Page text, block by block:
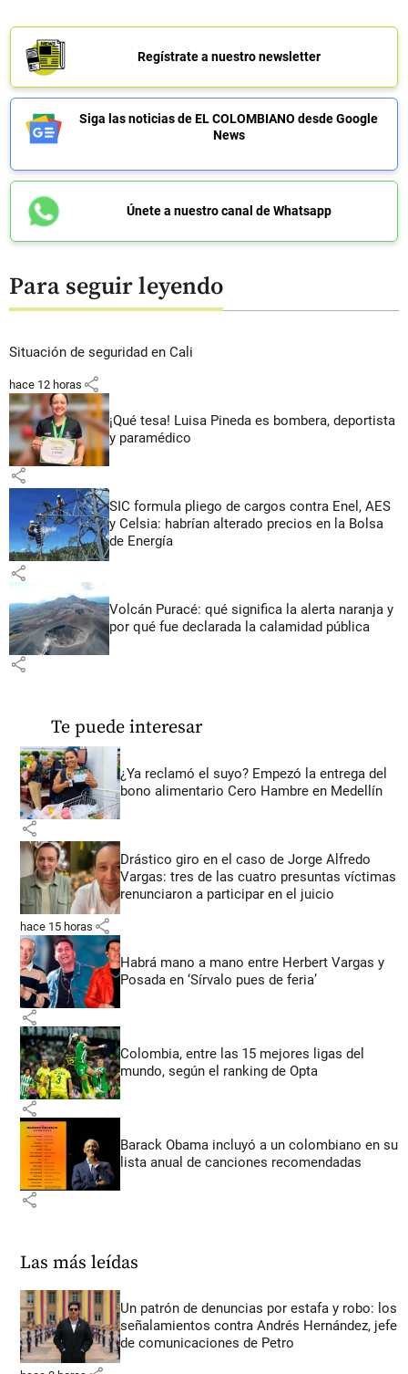
Regístrate a nuestro newsletter
Siga las noticias de EL COLOMBIANO desde Google
News
Únete a nuestro canal de Whatsapp
Para seguir leyendo
Situación de seguridad en Cali
hace 12 horas share
¡Qué tesa! Luisa Pineda es bombera, deportista
y paramédico
share
SIC formula pliego de cargos contra Enel, AES
y Celsia: habrían alterado precios en la Bolsa
de Energía
share
Volcán Puracé: qué significa la alerta naranja y
por qué fue declarada la calamidad pública
share
Te puede interesar
¿Ya reclamó el suyo? Empezó la entrega del
bono alimentario Cero Hambre en Medellín
share
Drástico giro en el caso de Jorge Alfredo
Vargas: tres de las cuatro presuntas víctimas
renunciaron a participar en el juicio
hace 15 horas share
Habrá mano a mano entre Herbert Vargas y
Posada en ‘Sírvalo pues de feria’
share
Colombia, entre las 15 mejores ligas del
mundo, según el ranking de Opta
share
Barack Obama incluyó a un colombiano en su
lista anual de canciones recomendadas
share
Las más leídas
Un patrón de denuncias por estafa y robo: los
señalamientos contra Andrés Hernández, jefe
de comunicaciones de Petro